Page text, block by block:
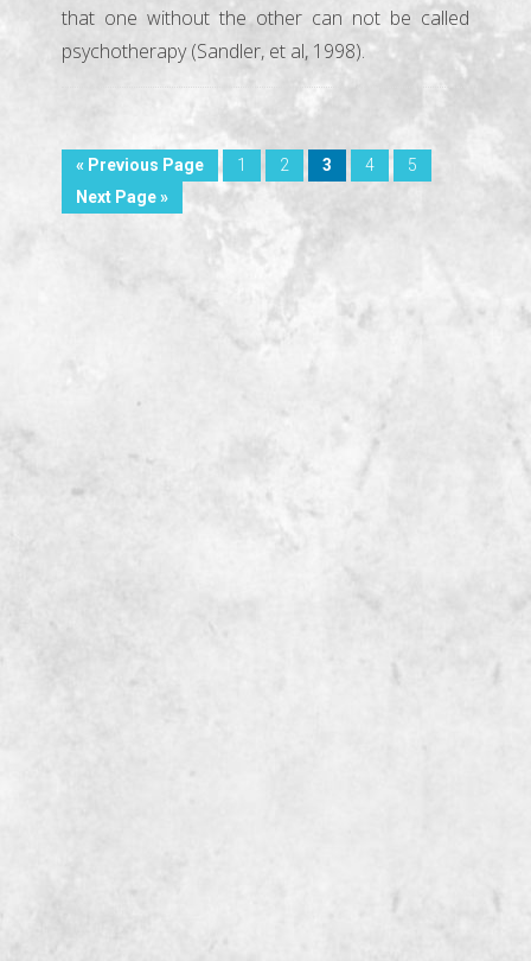
that one without the other can not be called
psychotherapy (Sandler, et al, 1998).
« Previous Page 1 2 3 4
5
Next Page »